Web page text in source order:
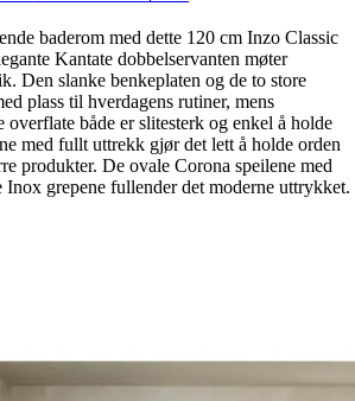
baderom med dette 120 cm Inzo Classic
Kantate dobbelservanten møter
Den slanke benkeplaten og de to store
plass til hverdagens rutiner, mens
overflate både er slitesterk og enkel å holde
med fullt uttrekk gjør det lett å holde orden
produkter. De ovale Corona speilene med
Inox grepene fullender det moderne uttrykket.